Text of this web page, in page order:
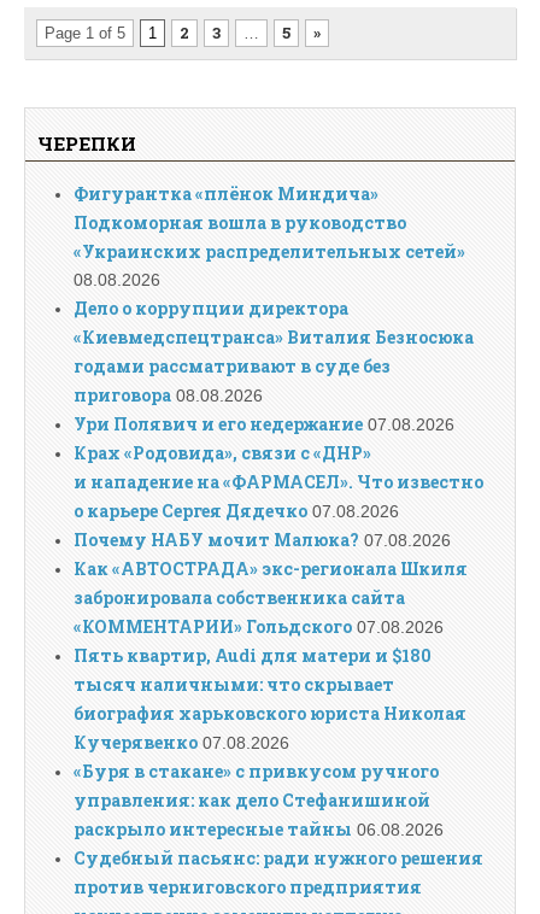
Page 1 of 5 1 2 3 5 »
ЧЕРЕПКИ
Фигурантка «плёнок Миндича»
Подкоморная вошла в руководство
«Украинских распределительных сетей»
08.08.2026
Дело о коррупции директора
«Киевмедспецтранса» Виталия Безносюка
годами рассматривают в суде без
приговора 08.08.2026
Ури Полявич и его недержание 07.08.2026
Крах «Родовида», связи с «ДНР»
и нападение на «ФАРМАСЕЛ». Что известно
о карьере Сергея Дядечко 07.08.2026
Почему НАБУ мочит Малюка? 07.08.2026
Как «АВТОСТРАДА» экс-регионала Шкиля
забронировала собственника сайта
«КОММЕНТАРИИ» Гольдского 07.08.2026
Пять квартир, Audi для матери и $180
тысяч наличными: что скрывает
биография харьковского юриста Николая
Кучерявенко 07.08.2026
«Буря в стакане» с привкусом ручного
управления: как дело Стефанишиной
раскрыло интересные тайны 06.08.2026
Судебный пасьянс: ради нужного решения
против черниговского предприятия